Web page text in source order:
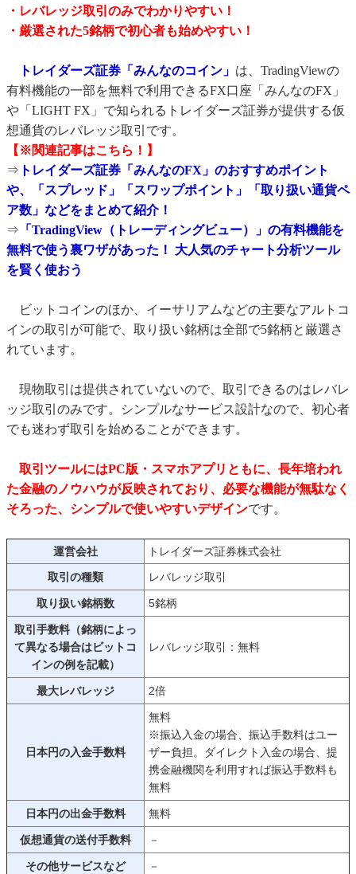
・レバレッジ取引のみでわかりやすい！
・厳選された5銘柄で初心者も始めやすい！
トレイダーズ証券「みんなのコイン」 は、TradingViewの
有料機能の一部を無料で利用できるFX口座「みんなのFX」
や「LIGHT FX」で知られるトレイダーズ証券が提供する仮
想通貨のレバレッジ取引です。
【※関連記事はこちら！】
⇒ トレイダーズ証券「みんなのFX」のおすすめポイント
や、「スプレッド」「スワップポイント」「取り扱い通貨ペ
ア数」などをまとめて紹介！
⇒ 「TradingView（トレーディングビュー）」の有料機能を
無料で使う裏ワザがあった！ 大人気のチャート分析ツール
を賢く使おう
ビットコインのほか、イーサリアムなどの主要なアルトコ
インの取引が可能で、取り扱い銘柄は全部で5銘柄と厳選さ
れています。
現物取引は提供されていないので、取引できるのはレバレ
ッジ取引のみです。シンプルなサービス設計なので、初心者
でも迷わず取引を始めることができます。
取引ツールにはPC版・スマホアプリともに、長年培われ
た金融のノウハウが反映されており、必要な機能が無駄なく
そろった、シンプルで使いやすいデザインです。
運営会社
トレイダーズ証券株式会社
取引の種類
レバレッジ取引
取り扱い銘柄数 5銘柄
取引手数料（銘柄によっ
て異なる場合はビットコ
インの例を記載）
レバレッジ取引：無料
最大レバレッジ 2倍
日本円の入金手数料
無料
※振込入金の場合、振込手数料はユー
ザー負担。ダイレクト入金の場合、提
携金融機関を利用すれば振込手数料も
無料
日本円の出金手数料 無料
仮想通貨の送付手数料 －
その他サービスなど －